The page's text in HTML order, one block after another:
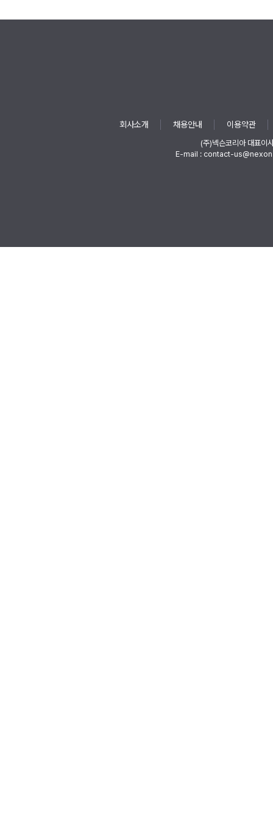
회사소개 채용안내 이용약관
(주)넥슨코리아 대표이
E-mail : contact-